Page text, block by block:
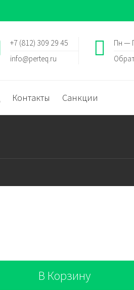
Пн —
+7 (812) 309 29 45
info@perteq.ru
Контакты Санкции
В Корзину